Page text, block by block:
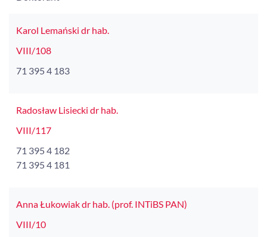
Karol Lemański dr hab.
VIII/108
71 395 4 183
Radosław Lisiecki dr hab.
VIII/117
71 395 4 182
71 395 4 181
Anna Łukowiak dr hab. (prof. INTiBS PAN)
VIII/10